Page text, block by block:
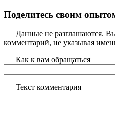
Поделитесь своим
Данные не разглашаются.
комментарий, не указывая
Как к вам обращаться
Текст комментария